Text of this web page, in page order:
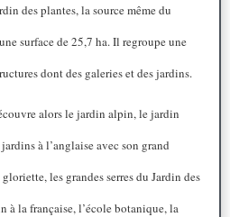
des plantes, la source même du
surface de 25,7 ha. Il regroupe une
dont des galeries et des jardins.
alors le jardin alpin, le jardin
à l’anglaise avec son grand
les grandes serres du Jardin des
à la française, l’école botanique, la